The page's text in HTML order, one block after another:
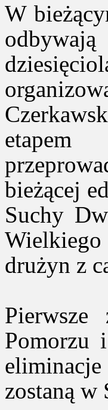
W
etapem
bieżącej
Suchy
drużyn z
Pomorzu
zostaną w